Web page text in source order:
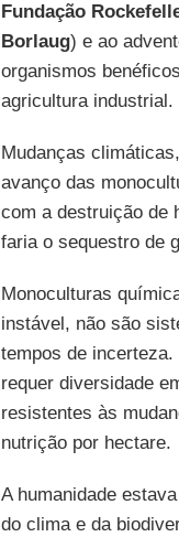
Fundação
Borlaug) e ao
organismos
agricultura industrial.
Mudanças
avanço das
com a destruição de
faria o sequestro de
Monoculturas
instável, não são
tempos de
requer diversidade
resistentes às
nutrição por hectare.
A humanidade
do clima e da